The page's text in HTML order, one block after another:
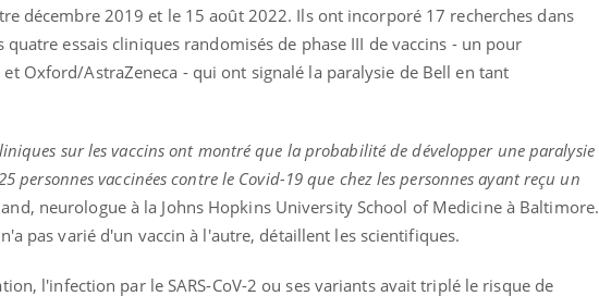
décembre 2019 et le 15 août 2022. Ils ont incorporé 17 recherches dans
essais cliniques randomisés de phase III de vaccins - un pour
et Oxford/AstraZeneca - qui ont signalé la paralysie de Bell en tant
sur les vaccins ont montré que la probabilité de développer une paralysie
personnes vaccinées contre le Covid-19 que chez les personnes ayant reçu un
neurologue à la Johns Hopkins University School of Medicine à Baltimore.
pas varié d'un vaccin à l'autre, détaillent les scientifiques.
l'infection par le SARS-CoV-2 ou ses variants avait triplé le risque de